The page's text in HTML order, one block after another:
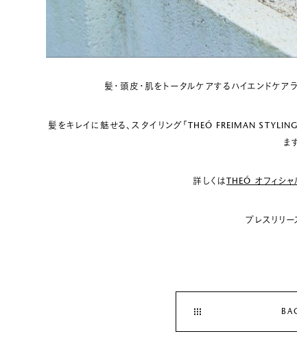
髪・頭皮・肌をトータルケアするハイエンドケア
髪をキレイに魅せる、スタイリング「THEÓ FREIMAN
ま
詳しくは THEÓ オフィシ
プレスリリー